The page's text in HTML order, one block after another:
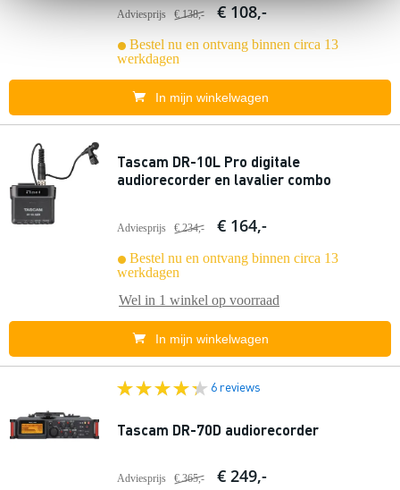
Adviesprijs € 138,- € 108,-
Bestel nu en ontvang binnen circa 13
werkdagen
In mijn winkelwagen
Tascam DR-10L Pro digitale
audiorecorder en lavalier combo
Adviesprijs € 234,- € 164,-
Bestel nu en ontvang binnen circa 13
werkdagen
Wel in 1 winkel op voorraad
In mijn winkelwagen
6 reviews
Tascam DR-70D audiorecorder
Adviesprijs € 365,- € 249,-